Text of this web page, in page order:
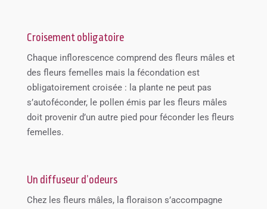
Croisement obligatoire
Chaque inflorescence comprend des fleurs mâles et
des fleurs femelles mais la fécondation est
obligatoirement croisée : la plante ne peut pas
s’autoféconder, le pollen émis par les fleurs mâles
doit provenir d’un autre pied pour féconder les fleurs
femelles.
Un diffuseur d’odeurs
Chez les fleurs mâles, la floraison s’accompagne